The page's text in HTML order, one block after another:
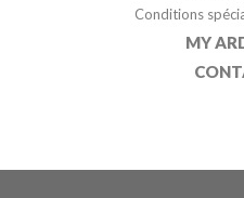
Conditions
MY